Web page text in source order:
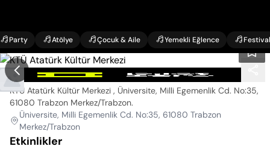
Party Atölye Çocuk & Aile Yemekli Eğlence Festival
KTÜ Atatürk Kültür Merkezi
KTÜ Atatürk Kültür Merkezi , Üniversite, Milli Egemenlik Cd. No:35,
61080 Trabzon Merkez/Trabzon.
Üniversite, Milli Egemenlik Cd. No:35, 61080 Trabzon
Merkez/Trabzon
Etkinlikler